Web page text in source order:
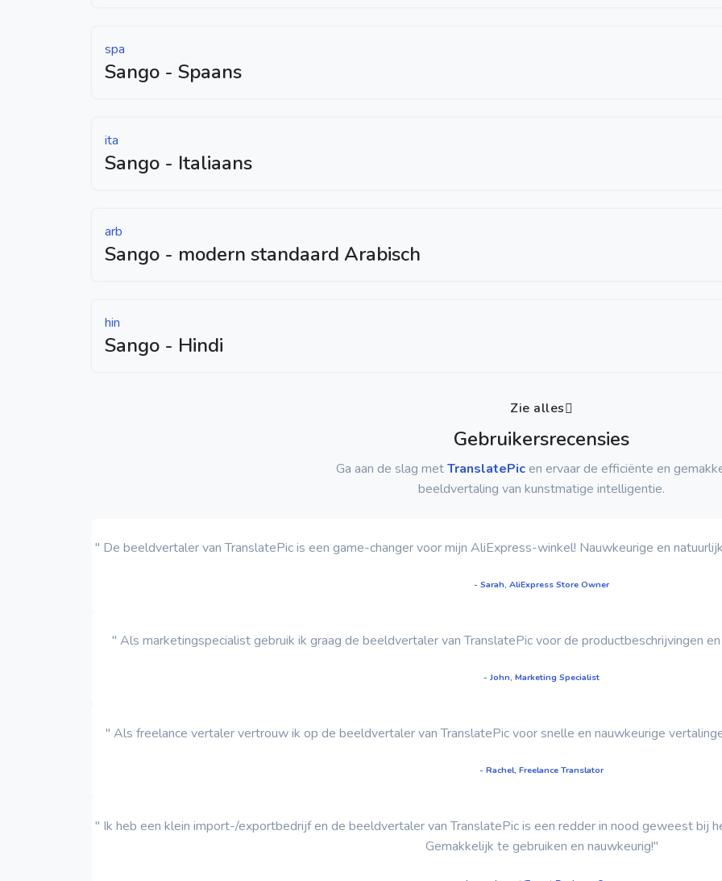
spa
Sango - Spaans
ita
Sango - Italiaans
arb
Sango - modern standaard Arabisch
hin
Sango - Hindi
Zie alles
Gebruikersrecensies
Ga aan de slag metTranslatePicen ervaar de efficiënte en
beeldvertaling van kunstmatige intelligentie.
" De beeldvertaler van TranslatePic is een game-changer voor mijn AliExpress-winkel! Nauwkeurige en
- Sarah, AliExpress Store Owner
" Als marketingspecialist gebruik ik graag de beeldvertaler van TranslatePic voor de productbeschrijvingen
- John, Marketing Specialist
" Als freelance vertaler vertrouw ik op de beeldvertaler van TranslatePic voor snelle en nauwkeurige
- Rachel, Freelance Translator
" Ik heb een klein import-/exportbedrijf en de beeldvertaler van TranslatePic is een redder in nood geweest bij
Gemakkelijk te gebruiken en nauwkeurig!"